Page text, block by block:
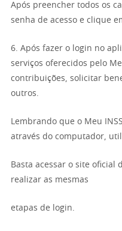
Após preencher todos os
senha de acesso e clique
6. Após fazer o login no
serviços oferecidos pelo
contribuições, solicitar
outros.
Lembrando que o Meu
através do computador,
Basta acessar o site oficial
realizar as mesmas
etapas de login.